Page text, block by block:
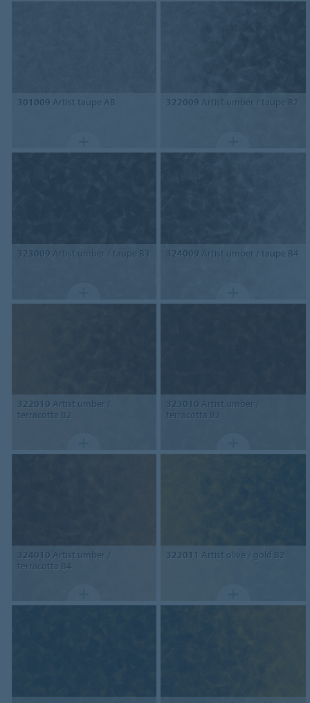
301009 Artist taupe AB 322009 Artist umber / taupe B2
323009 Artist umber / taupe B3 324009 Artist umber / taupe B4
322010 Artist umber /
terracotta B2
323010 Artist umber /
terracotta B3
324010 Artist umber /
terracotta B4
322011 Artist olive / gold B2